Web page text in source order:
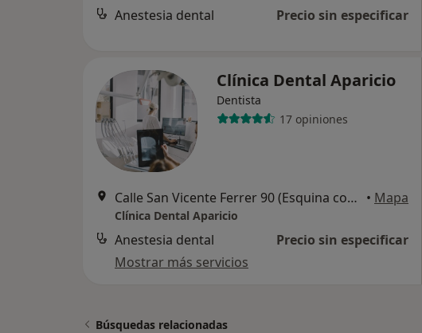
Anestesia dental Precio sin especificar
Clínica Dental Aparicio
Dentista
17 opiniones
Calle San Vicente Ferrer 90 (Esquina con Méndez Núñez), Santa Cruz de Tenerife • Mapa
Clínica Dental Aparicio
Anestesia dental
Precio sin especificar
Mostrar más servicios
Búsquedas relacionadas